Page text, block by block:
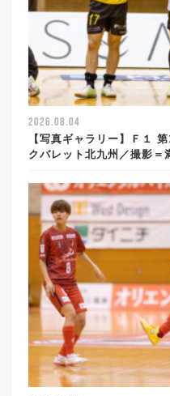
2026.08.04
【写真ギャラリー】Ｆ１
クバレット北九州／撮影